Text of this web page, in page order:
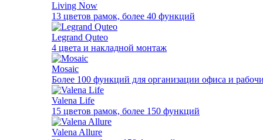
Living Now
13 цветов рамок, более 40 функций
Legrand Quteo
4 цвета и накладной монтаж
Mosaic
Более 100 функций для организации офиса и
Valena Life
15 цветов рамок, более 150 функций
Valena Allure